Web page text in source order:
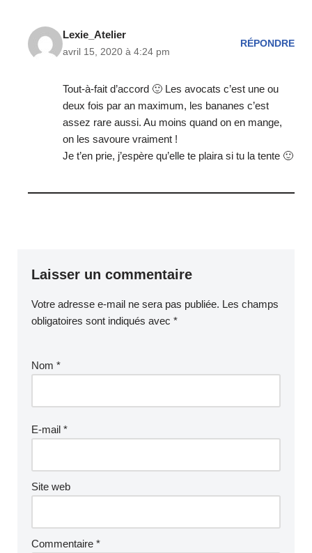
Lexie_Atelier
avril 15, 2020 à 4:24 pm
RÉPONDRE
Tout-à-fait d’accord 🙂 Les avocats c’est une ou
deux fois par an maximum, les bananes c’est
assez rare aussi. Au moins quand on en mange,
on les savoure vraiment !
Je t’en prie, j’espère qu’elle te plaira si tu la tente 🙂
Laisser un commentaire
Votre adresse e-mail ne sera pas publiée. Les champs
obligatoires sont indiqués avec *
Nom *
E-mail *
Site web
Commentaire *